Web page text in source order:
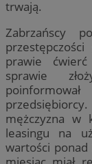
trwają.
Zabrzańscy
prawie
sprawie
mężczyzna w
leasingu na
wartości